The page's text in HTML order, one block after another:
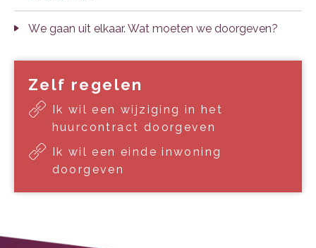
We gaan uit elkaar. Wat moeten we doorgeven?
Zelf regelen
Ik wil een wijziging in het
huurcontract doorgeven
Ik wil een einde inwoning
doorgeven